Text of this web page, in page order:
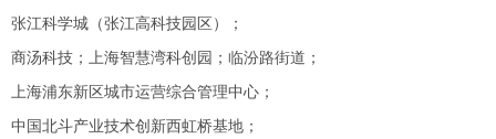
张江科学城（张江高科技园区）；
商汤科技；上海智慧湾科创园；临汾路街道；
上海浦东新区城市运营综合管理中心；
中国北斗产业技术创新西虹桥基地；